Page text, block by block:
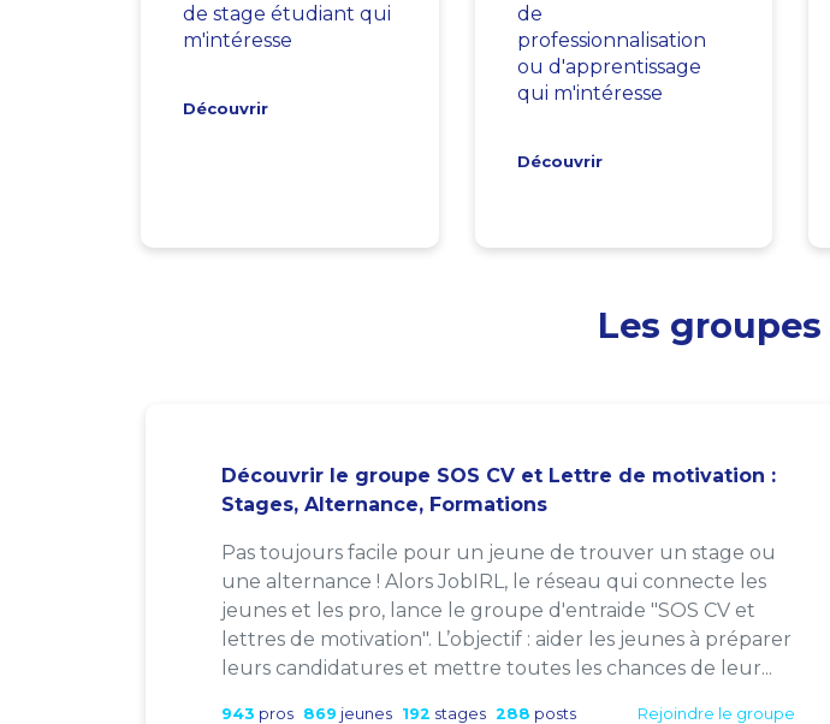
de stage étudiant qui
m'intéresse
Découvrir
de
professionnalisation
ou d'apprentissage
qui m'intéresse
Découvrir
Les groupes
Découvrir le groupe SOS CV et Lettre de motivation :
Stages, Alternance, Formations
Pas toujours facile pour un jeune de trouver un stage ou
une alternance ! Alors JobIRL, le réseau qui connecte les
jeunes et les pro, lance le groupe d'entraide "SOS CV et
lettres de motivation". L’objectif : aider les jeunes à préparer
leurs candidatures et mettre toutes les chances de leur...
943 pros 869 jeunes 192 stages 288 posts Rejoindre le groupe